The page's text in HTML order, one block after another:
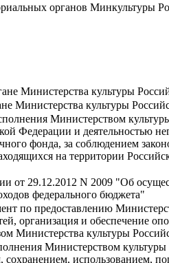
органов Минкультуры
Министерства культуры
Министерства культуры
Министерством
Федерации и деятельностью
фонда, за соблюдением
на территории
от 29.12.2012 N 2009 "Об
федерального бюджета"
по предоставлению
организация и обеспечение
Министерства культуры
Министерством
использованием,